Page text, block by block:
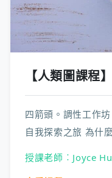
【人類圖課程
四箭頭。調性工作
自我探索之旅 為什
授課老師︰Joyce